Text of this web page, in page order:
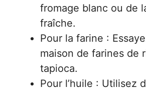
fromage blanc ou de
fraîche.
Pour la farine :
maison de farines de
tapioca.
Pour l’huile : Utilisez